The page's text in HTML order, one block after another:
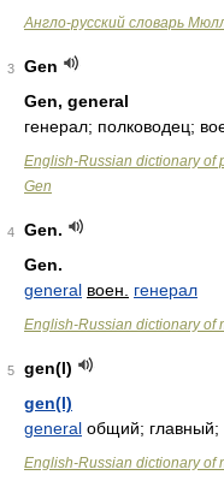
Англо-русский словарь
3
Gen
Gen, general
генерал; полководец;
English-Russian dictionary of
Gen
4
Gen.
Gen.
general воен. генерал
English-Russian dictionary of
5
gen(l)
gen(l)
general общий; главный;
English-Russian dictionary of